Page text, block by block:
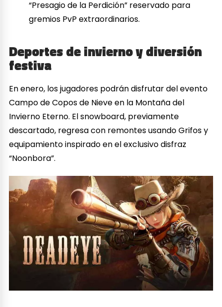
“Presagio de la Perdición” reservado para
gremios PvP extraordinarios.
Deportes de invierno y diversión
festiva
En enero, los jugadores podrán disfrutar del evento
Campo de Copos de Nieve en la Montaña del
Invierno Eterno. El snowboard, previamente
descartado, regresa con remontes usando Grifos y
equipamiento inspirado en el exclusivo disfraz
“Noonbora”.